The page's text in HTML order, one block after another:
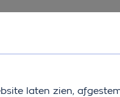
laten zien,